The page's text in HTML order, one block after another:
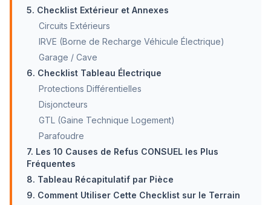
5. Checklist Extérieur et Annexes
Circuits Extérieurs
IRVE (Borne de Recharge Véhicule Électrique)
Garage / Cave
6. Checklist Tableau Électrique
Protections Différentielles
Disjoncteurs
GTL (Gaine Technique Logement)
Parafoudre
7. Les 10 Causes de Refus CONSUEL les Plus
Fréquentes
8. Tableau Récapitulatif par Pièce
9. Comment Utiliser Cette Checklist sur le Terrain